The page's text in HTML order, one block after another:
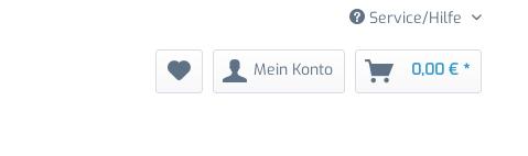
Service/Hilfe
Mein Konto 0,00 € *